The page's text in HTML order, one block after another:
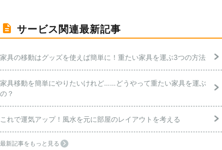
サービス関連最新記事
家具の移動はグッズを使えば簡単に！重たい家具を運ぶ3つの方法
家具移動を簡単にやりたいけれど……どうやって重たい家具を運ぶ
の？
これで運気アップ！風水を元に部屋のレイアウトを考える
最新記事をもっと見る